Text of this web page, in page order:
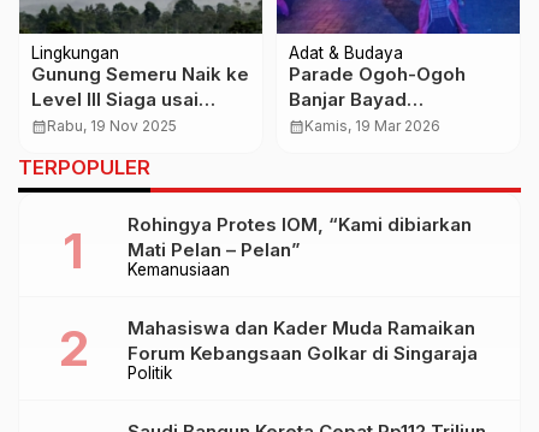
Lingkungan
Gunung Semeru Naik ke
Level III Siaga usai
Erupsi Besar, Awan
calendar_monthRabu, 19 Nov 2025
Adat & Budaya
Parade Ogoh-Ogoh
Banjar Bayad
Tegalalang, Ritual
calendar_monthKamis, 19 Mar 2026
TERPOPULER
Kemanusiaan
Rohingya Protes IOM, “Kami dibiarkan
Mati Pelan – Pelan”
Politik
Mahasiswa dan Kader Muda Ramaikan
Forum Kebangsaan Golkar di Singaraja